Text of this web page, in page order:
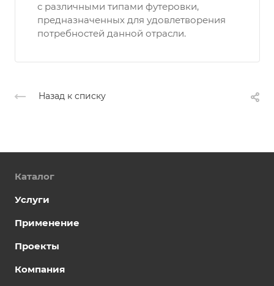
с различными типами футеровки,
предназначенных для удовлетворения
потребностей данной отрасли.
Назад к списку
Каталог
Услуги
Применение
Проекты
Компания